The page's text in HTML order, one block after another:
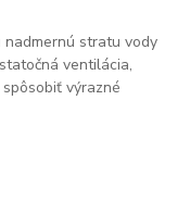
nadmernú stratu vody
ventilácia,
výrazné